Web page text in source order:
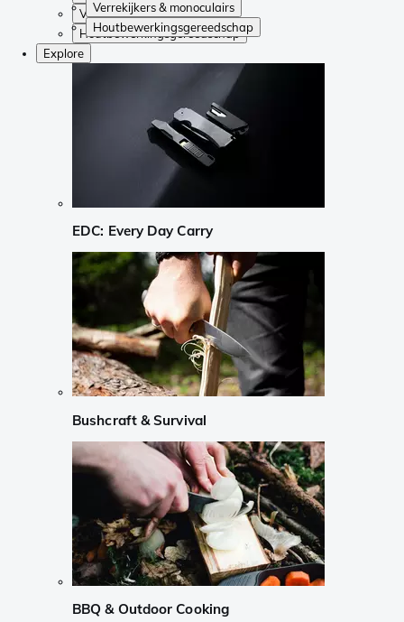
Verrekijkers & monoculairs
Houtbewerkingsgereedschap
Verrekijkers & monoculairs
Houtbewerkingsgereedschap
Explore
EDC: Every Day Carry
Bushcraft & Survival
BBQ & Outdoor Cooking